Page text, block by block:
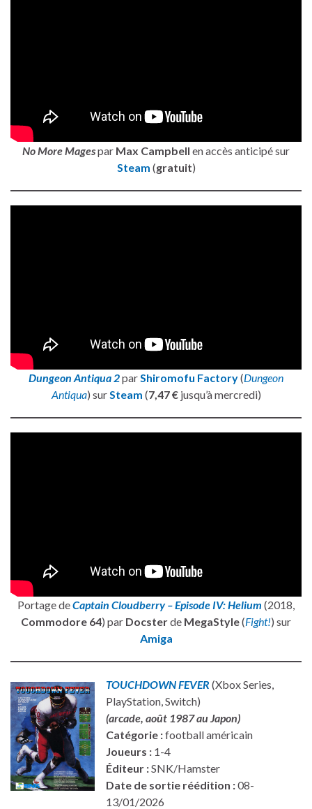
No More Magespar Max Campbell en accès anticipé sur
Steam (gratuit)
Dungeon Antiqua 2par Shiromofu Factory(Dungeon
Antiqua) sur Steam (7,47 €jusqu’à mercredi)
Portage deCaptain Cloudberry – Episode IV: Helium (2018,
Commodore 64) par Docsterde MegaStyle(Fight!) sur
Amiga
TOUCHDOWN FEVER (Xbox Series,
PlayStation, Switch)
(arcade, août 1987 au Japon)
Catégorie :football américain
Joueurs : 1-4
Éditeur :SNK/Hamster
Date de sortie réédition :08-
13/01/2026